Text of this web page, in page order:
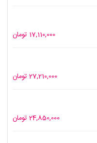
17,110,000 تومان
27,210,000 تومان
24,850,000 تومان